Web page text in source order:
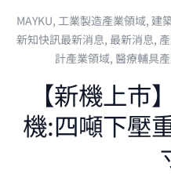
MAYKU, 工業製造產業領域, 建
新知快訊最新消息, 最新消息,
計產業領域, 醫療輔具
【新機上市
機:四噸下壓